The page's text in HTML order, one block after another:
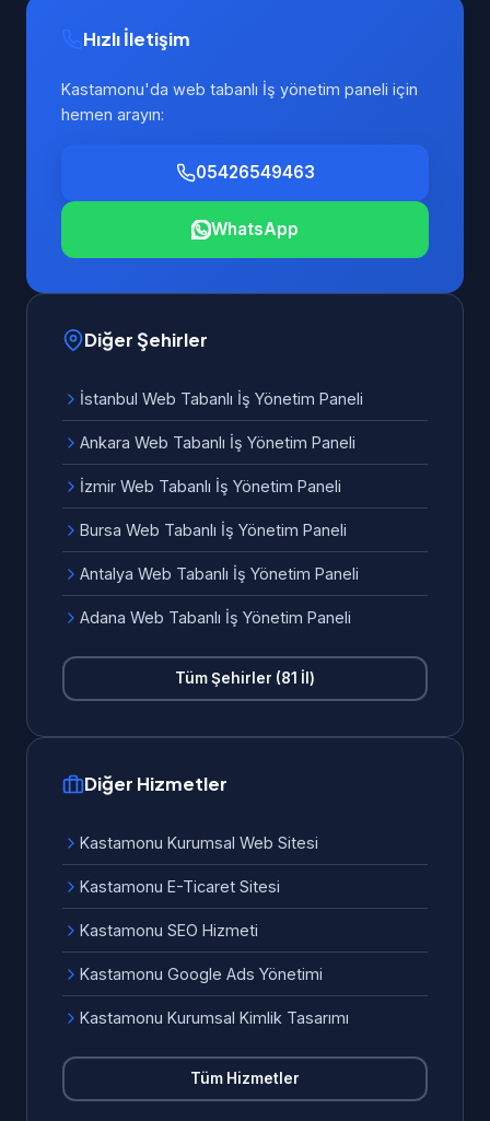
Hızlı İletişim
Kastamonu'da web tabanlı İş yönetim paneli için
hemen arayın:
05426549463
WhatsApp
Diğer Şehirler
İstanbul Web Tabanlı İş Yönetim Paneli
Ankara Web Tabanlı İş Yönetim Paneli
İzmir Web Tabanlı İş Yönetim Paneli
Bursa Web Tabanlı İş Yönetim Paneli
Antalya Web Tabanlı İş Yönetim Paneli
Adana Web Tabanlı İş Yönetim Paneli
Tüm Şehirler (81 İl)
Diğer Hizmetler
Kastamonu Kurumsal Web Sitesi
Kastamonu E-Ticaret Sitesi
Kastamonu SEO Hizmeti
Kastamonu Google Ads Yönetimi
Kastamonu Kurumsal Kimlik Tasarımı
Tüm Hizmetler